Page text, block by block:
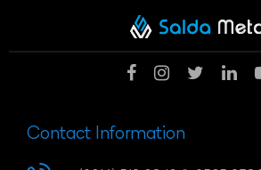
Contact Information